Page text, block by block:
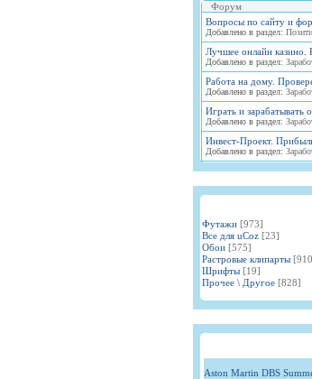
Форум
Вопросы по сайту и
Добавлено в раздел:
Лучшее онлайн казино.
Добавлено в раздел:
Работа на дому.
Добавлено в раздел:
Играть и зарабатывать
Добавлено в раздел:
Инвест-Проект.
Добавлено в раздел:
Футажи [973]
Все для uCoz [23]
Обои [575]
Растровые клипарты
Шрифты [19]
Прочее \ Другое [828]
Aston Martin DBS